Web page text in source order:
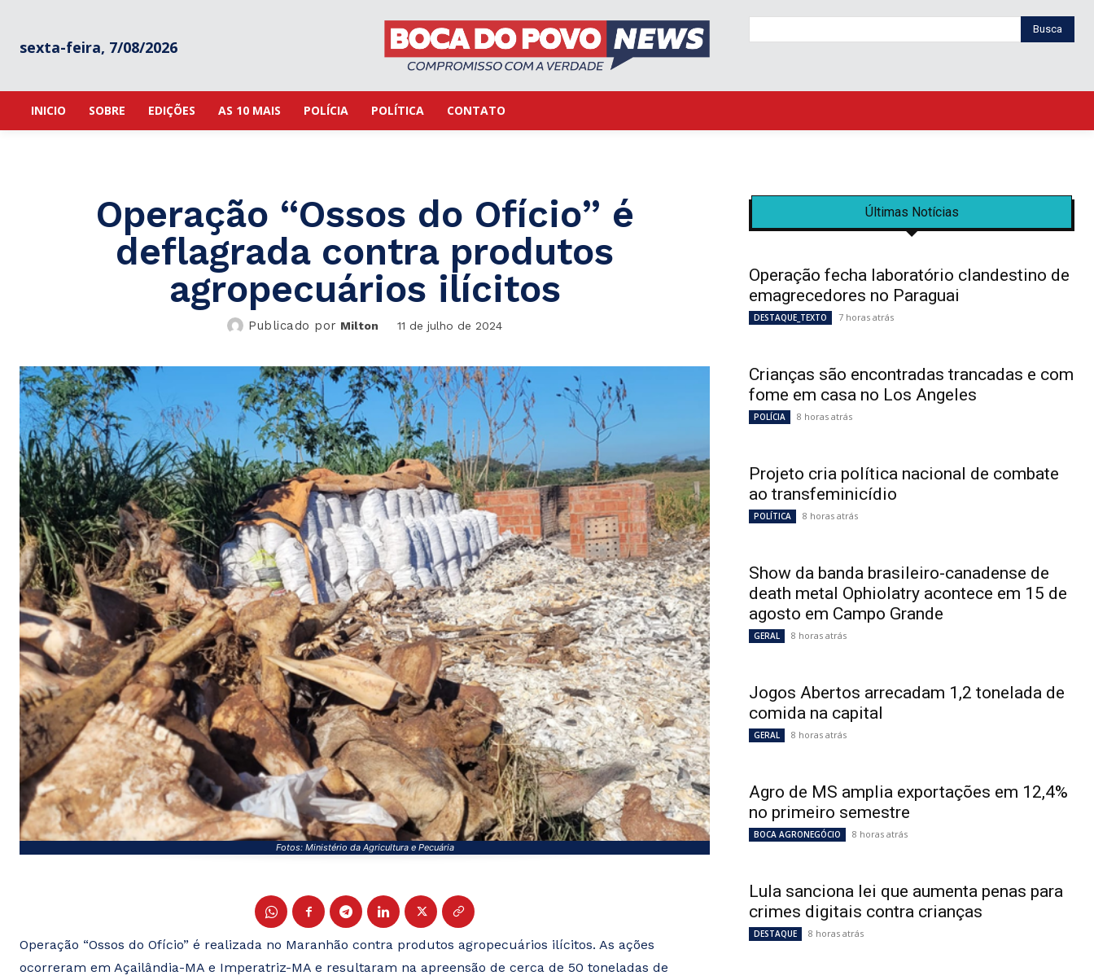
sexta-feira, 7/08/2026
Busca
INICIO SOBRE EDIÇÕES AS 10 MAIS POLÍCIA POLÍTICA CONTATO
Operação “Ossos do Ofício” é
deflagrada contra produtos
agropecuários ilícitos
Publicado por Milton 11 de julho de 2024
Fotos: Ministério da Agricultura e Pecuária
Operação “Ossos do Ofício” é realizada no Maranhão contra produtos agropecuários ilícitos. As ações
ocorreram em Açailândia-MA e Imperatriz-MA e resultaram na apreensão de cerca de 50 toneladas de
Últimas Notícias
Operação fecha laboratório clandestino de
emagrecedores no Paraguai
DESTAQUE_TEXTO 7 horas atrás
Crianças são encontradas trancadas e com
fome em casa no Los Angeles
POLÍCIA 8 horas atrás
Projeto cria política nacional de combate
ao transfeminicídio
POLÍTICA 8 horas atrás
Show da banda brasileiro-canadense de
death metal Ophiolatry acontece em 15 de
agosto em Campo Grande
GERAL 8 horas atrás
Jogos Abertos arrecadam 1,2 tonelada de
comida na capital
GERAL 8 horas atrás
Agro de MS amplia exportações em 12,4%
no primeiro semestre
BOCA AGRONEGÓCIO 8 horas atrás
Lula sanciona lei que aumenta penas para
crimes digitais contra crianças
DESTAQUE 8 horas atrás